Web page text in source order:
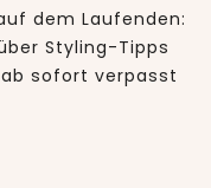
dem Laufenden:
Styling-Tipps
sofort verpasst